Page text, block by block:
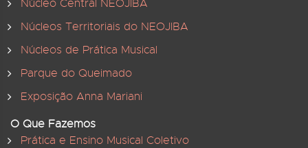
Núcleo Central NEOJIBA
Núcleos Territoriais do NEOJIBA
Núcleos de Prática Musical
Parque do Queimado
Exposição Anna Mariani
O Que Fazemos
Prática e Ensino Musical Coletivo